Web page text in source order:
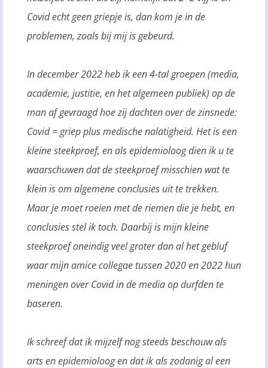
Covid echt geen griepje is, dan kom je in de
problemen, zoals bij mij is gebeurd.
In december 2022 heb ik een 4-tal groepen (media,
academie, justitie, en het algemeen publiek) op de
man af gevraagd hoe zij dachten over de zinsnede:
Covid = griep plus medische nalatigheid. Het is een
kleine steekproef, en als epidemioloog dien ik u te
waarschuwen dat de steekproef misschien wat te
klein is om algemene conclusies uit te trekken.
Maar je moet roeien met de riemen die je hebt, en
conclusies stel ik toch. Daarbij is mijn kleine
steekproef oneindig veel groter dan al het gebluf
waar mijn amice collegae tussen 2020 en 2022 hun
meningen over Covid in de media op durfden te
baseren.
Ik schreef dat ik mijzelf nog steeds beschouw als
arts en epidemioloog en dat ik als zodanig al een